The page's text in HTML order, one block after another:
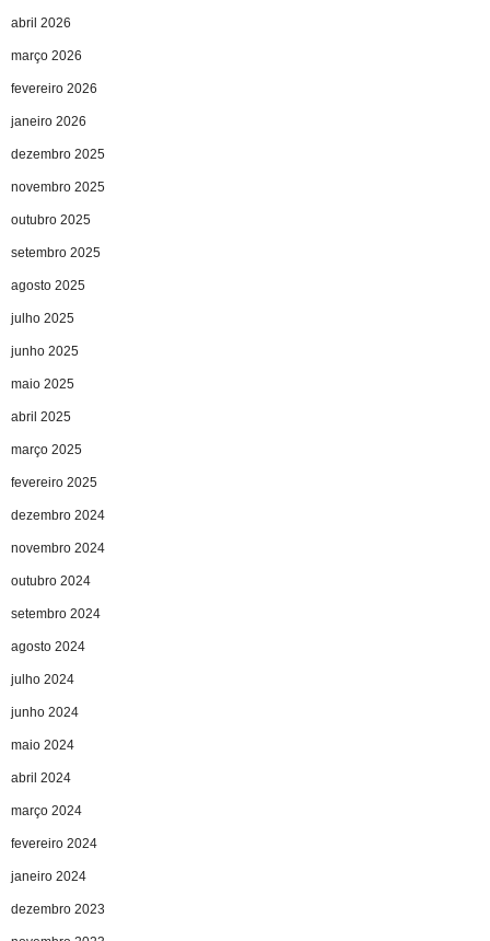
abril 2026
março 2026
fevereiro 2026
janeiro 2026
dezembro 2025
novembro 2025
outubro 2025
setembro 2025
agosto 2025
julho 2025
junho 2025
maio 2025
abril 2025
março 2025
fevereiro 2025
dezembro 2024
novembro 2024
outubro 2024
setembro 2024
agosto 2024
julho 2024
junho 2024
maio 2024
abril 2024
março 2024
fevereiro 2024
janeiro 2024
dezembro 2023